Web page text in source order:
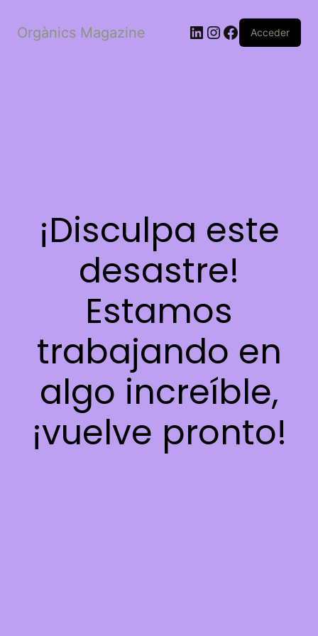
Orgànics Magazine LinkedIn
Instagram
Facebook
Acceder
¡Disculpa este
desastre!
Estamos
trabajando en
algo increíble,
¡vuelve pronto!